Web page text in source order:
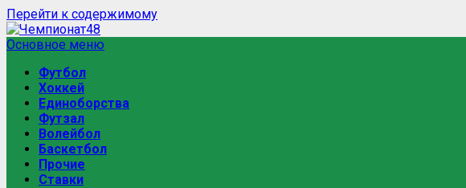
Перейти к содержимому
Основное меню
Футбол
Хоккей
Единоборства
Футзал
Волейбол
Баскетбол
Прочие
Ставки